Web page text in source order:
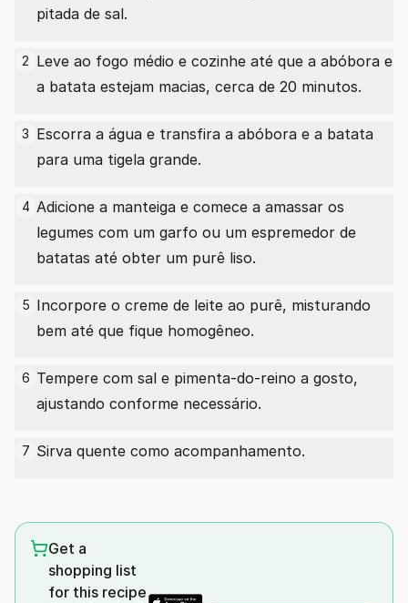
pitada de sal.
2 Leve ao fogo médio e cozinhe até que a abóbora e
a batata estejam macias, cerca de 20 minutos.
3 Escorra a água e transfira a abóbora e a batata
para uma tigela grande.
4 Adicione a manteiga e comece a amassar os
legumes com um garfo ou um espremedor de
batatas até obter um purê liso.
5 Incorpore o creme de leite ao purê, misturando
bem até que fique homogêneo.
6 Tempere com sal e pimenta-do-reino a gosto,
ajustando conforme necessário.
7 Sirva quente como acompanhamento.
Get a
shopping list
for this recipe